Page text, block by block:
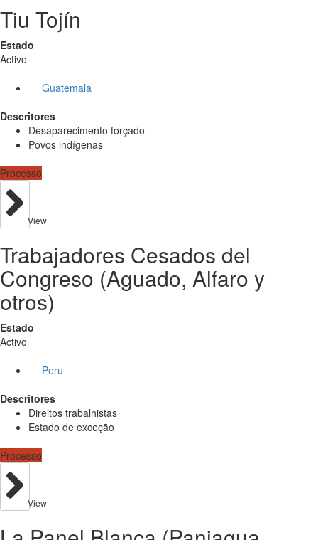
Tiu Tojín
Estado
Activo
Guatemala
Descritores
Desaparecimento forçado
Povos indígenas
Processo
View
Trabajadores Cesados del
Congreso (Aguado, Alfaro y
otros)
Estado
Activo
Peru
Descritores
Direitos trabalhistas
Estado de exceção
Processo
View